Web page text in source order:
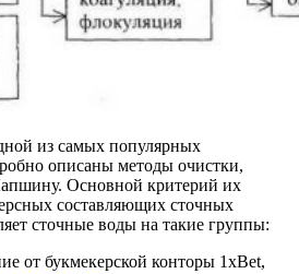
из самых популярных
описаны методы очистки,
Основной критерий их
составляющих сточных
сточные воды на такие группы:
от букмекерской конторы 1xBet,